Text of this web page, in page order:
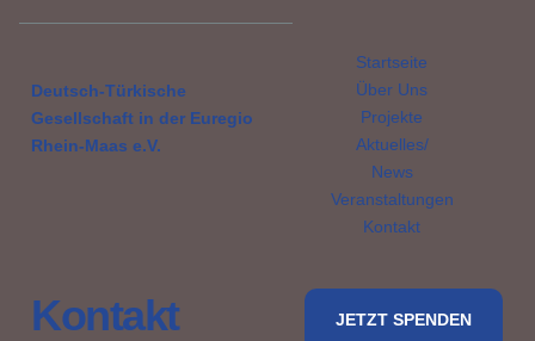
Deutsch-Türkische
Gesellschaft in der Euregio
Rhein-Maas e.V.
Startseite
Über Uns
Projekte
Aktuelles/
News
Veranstaltungen
Kontakt
Kontakt JETZT SPENDEN